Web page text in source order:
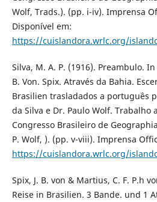
Wolf, Trads.). (pp. i-iv). Imprensa
Disponível em:
https://cuislandora.wrlc.org/
Silva, M. A. P. (1916). Preambulo. In
B. Von. Spix. Através da Bahia.
Brasilien trasladados a português
da Silva e Dr. Paulo Wolf. Trabalho
Congresso Brasileiro de
P. Wolf, ). (pp. v-viii). Imprensa
https://cuislandora.wrlc.org/
Spix, J. B. von & Martius, C. F. P.h
Reise in Brasilien. 3 Bande. und 1